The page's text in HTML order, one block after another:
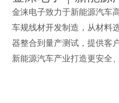
金涞电子致力于新能源汽车
车规线材开发制造，从材料
器整合到量产测试，提供客
新能源汽车产业打造更安全